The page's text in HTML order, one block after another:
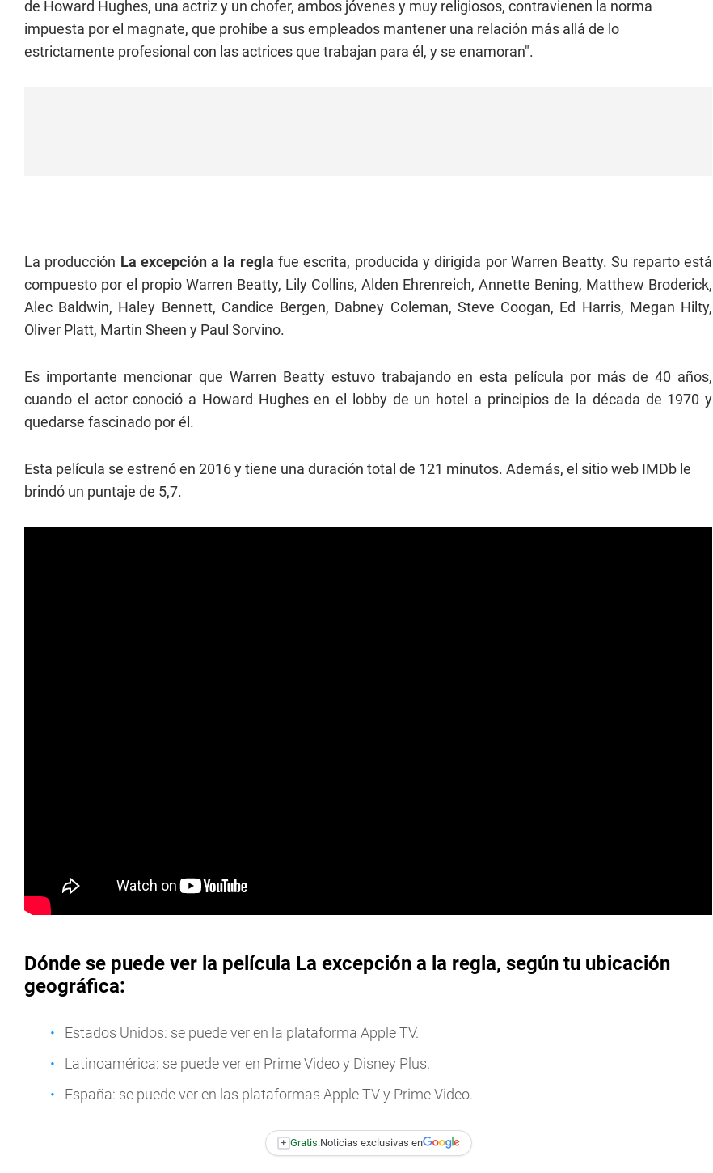
de Howard Hughes, una actriz y un chofer, ambos jóvenes y muy religiosos, contravienen la norma
impuesta por el magnate, que prohíbe a sus empleados mantener una relación más allá de lo
estrictamente profesional con las actrices que trabajan para él, y se enamoran".
La producción La excepción a la regla fue escrita, producida y dirigida por Warren Beatty. Su reparto está
compuesto por el propio Warren Beatty, Lily Collins, Alden Ehrenreich, Annette Bening, Matthew Broderick,
Alec Baldwin, Haley Bennett, Candice Bergen, Dabney Coleman, Steve Coogan, Ed Harris, Megan Hilty,
Oliver Platt, Martin Sheen y Paul Sorvino.
Es importante mencionar que Warren Beatty estuvo trabajando en esta película por más de 40 años,
cuando el actor conoció a Howard Hughes en el lobby de un hotel a principios de la década de 1970 y
quedarse fascinado por él.
Esta película se estrenó en 2016 y tiene una duración total de 121 minutos. Además, el sitio web IMDb le
brindó un puntaje de 5,7.
Dónde se puede ver la película La excepción a la regla, según tu ubicación
geográfica:
Estados Unidos: se puede ver en la plataforma Apple TV.
Latinoamérica: se puede ver en Prime Video y Disney Plus.
España: se puede ver en las plataformas Apple TV y Prime Video.
+ Gratis:Noticias exclusivas en